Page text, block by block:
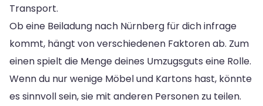
Transport.
Ob eine Beiladung nach Nürnberg für dich infrage
kommt, hängt von verschiedenen Faktoren ab. Zum
einen spielt die Menge deines Umzugsguts eine Rolle.
Wenn du nur wenige Möbel und Kartons hast, könnte
es sinnvoll sein, sie mit anderen Personen zu teilen.